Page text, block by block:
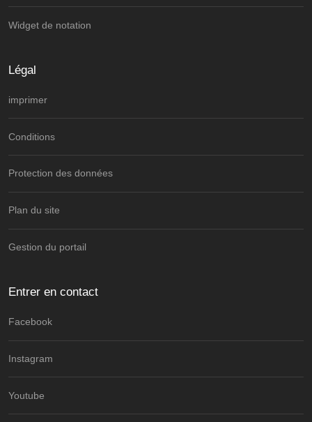
Widget de notation
Légal
imprimer
Conditions
Protection des données
Plan du site
Gestion du portail
Entrer en contact
Facebook
Instagram
Youtube